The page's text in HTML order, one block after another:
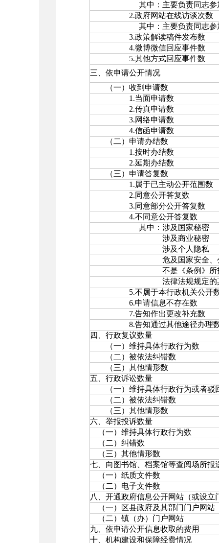
其中：主要负责同志参加
2.政府网站在线访谈次数
其中：主要负责同志参加政
3.政策解读稿件发布数
4.微博微信回应事件数
5.其他方式回应事件数
三、依申请公开情况
（一）收到申请数
1.当面申请数
2.传真申请数
3.网络申请数
4.信函申请数
（二）申请办结数
1.按时办结数
2.延期办结数
（三）申请答复数
1.属于已主动公开范围数
2.同意公开答复数
3.同意部分公开答复数
4.不同意公开答复数
其中：涉及国家秘密
涉及商业秘密
涉及个人隐私
危及国家安全、公共安
不是《条例》所指政
法律法规规定的其
5.不属于本行政机关公开
6.申请信息不存在数
7.告知作出更改补充数
8.告知通过其他途径办理
四、行政复议数量
（一）维持具体行政行为数
（二）被依法纠错数
（三）其他情形数
五、行政诉讼数量
（一）维持具体行政行为或者驳
（二）被依法纠错数
（三）其他情形数
六、举报投诉数量
（一）维持具体行政行为数
（二）纠错数
（三）其他情形数
七、向图书馆、档案馆等查阅场所报
（一）纸质文件数
（二）电子文件数
八、开通政府信息公开网站（或设
（一）区县政府及其部门门户网站
（二）镇（办）门户网站
九、依申请公开信息收取的费用
十、机构建设和保障经费情况